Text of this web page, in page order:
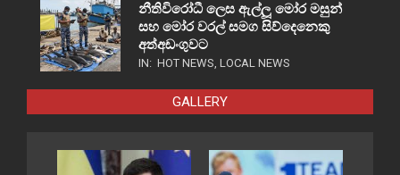
නීතිවිරෝධී ලෙස ඇල්ලූ මෝර මසුන්
සහ මෝර වරල් සමග සිව්දෙනෙකු
අත්අඩංගුවට
IN: HOT NEWS, LOCAL NEWS
GALLERY